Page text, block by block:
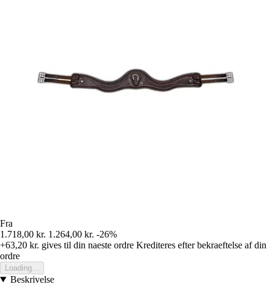
Fra
1.718,00 kr. 1.264,00 kr. -26%
+63,20 kr. gives til din naeste ordre Krediteres efter bekraeftelse af din
ordre
Loading...
Beskrivelse